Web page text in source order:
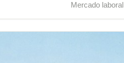
Mercado laboral